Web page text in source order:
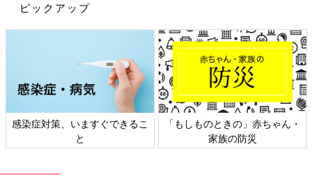
ます。
ピックアップ
感染症対策、いますぐできるこ
と
「もしものときの」赤ちゃん・
家族の防災